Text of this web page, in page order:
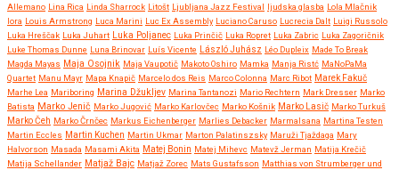
Allemano Lina Rica Linda Sharrock Litošt Ljubljana Jazz Festival ljudska glasba Lola Mlačnik
lora Louis Armstrong Luca Marini Luc Ex Assembly Luciano Caruso Lucrecia Dalt Luigi Russolo
Luka Hreščak Luka Juhart Luka Poljanec Luka Prinčič Luka Ropret Luka Zabric Luka Zagoričnik
Luke Thomas Dunne Luna Brinovar Luís Vicente László Juhász Léo Dupleix Made To Break
Magda Mayas Maja Osojnik Maja Vaupotič Makoto Oshiro Mamka Manja Ristć MaNoPaMa
Quartet Manu Mayr Mapa Knapič Marcelo dos Reis Marco Colonna Marc Ribot Marek Fakuč
Marhe Lea Mariboring Marina Džukljev Marina Tantanozi Mario Rechtern Mark Dresser Marko
Batista Marko Jenič Marko Jugović Marko Karlovčec Marko Košnik Marko Lasič Marko Turkuš
Marko Čeh Marko Črnčec Markus Eichenberger Marlies Debacker Marmalsana Martina Testen
Martin Eccles Martin Kuchen Martin Ukmar Marton Palatinszsky Maruži Tjaždaga Mary
Halvorson Masada Masami Akita Matej Bonin Matej Mihevc Matevž Jerman Matija Krečič
Matija Schellander Matjaž Bajc Matjaž Zorec Mats Gustafsson Matthias von Strumberger und